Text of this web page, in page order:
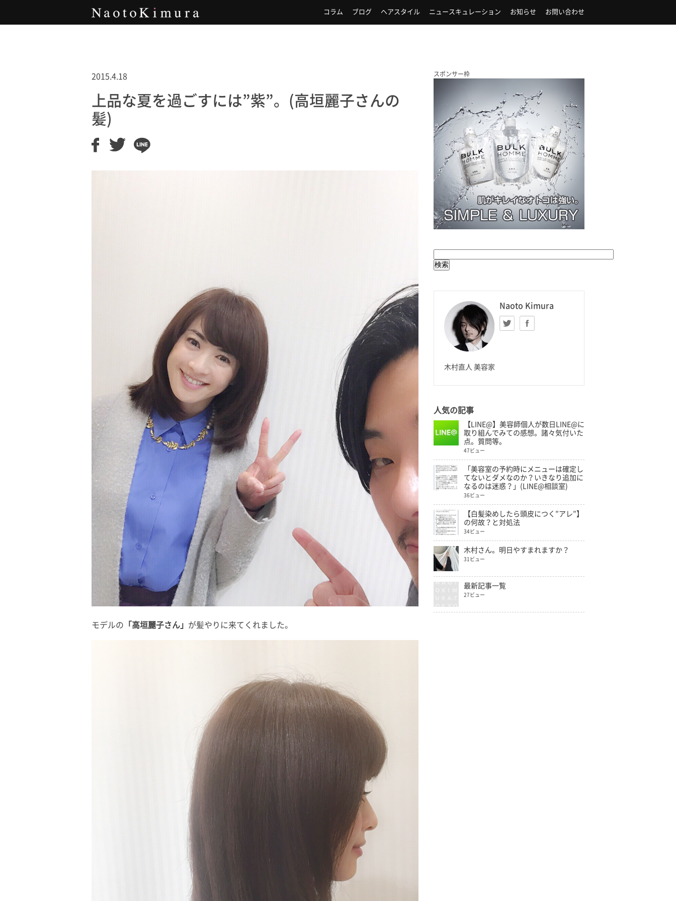
コラム ブログ ヘアスタイル ニュースキュレーション お知らせ お問い合わせ
2015.4.18
上品な夏を過ごすには”紫”。(高垣麗子さんの
髪)
モデルの 「高垣麗子さん」 が髪やりに来てくれました。
スポンサー枠
Naoto Kimura
木村直人 美容家
人気の記事
【LINE@】美容師個人が数日LINE@に
取り組んでみての感想。諸々気付いた
点。質問等。
47ビュー
「美容室の予約時にメニューは確定し
てないとダメなのか？いきなり追加に
なるのは迷惑？」(LINE@相談室)
36ビュー
【白髪染めしたら頭皮につく”アレ”】
の何故？と対処法
34ビュー
木村さん。明日やすまれますか？
31ビュー
最新記事一覧
27ビュー